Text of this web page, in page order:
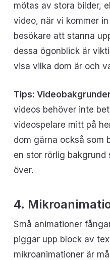
mötas av stora bilder,
video, när vi kommer
besökare att stanna
dessa ögonblick är
visa vilka dom är och
Tips:
videos behöver inte
videospelare mitt på
dom gärna också som
en stor rörlig
över.
4.
Små animationer
piggar upp block av
mikroanimationer är